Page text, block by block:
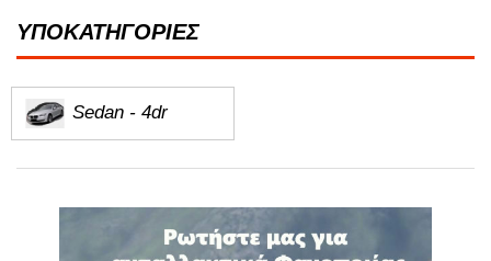
ΥΠΟΚΑΤΗΓΟΡΙΕΣ
Sedan - 4dr